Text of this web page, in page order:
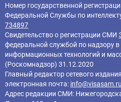
Номер государственной
Федеральной Службы по
734897
Свидетельство о регистрации СМИ
федеральной службой по надзору в
информационных технологий и
(Роскомнадзор) 31.12.2020
Главный редактор cетевого
электронная почта: info@visasam.ru
Адрес редакции СМИ: